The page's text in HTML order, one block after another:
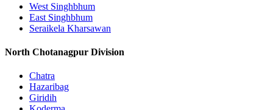
West Singhbhum
East Singhbhum
Seraikela Kharsawan
North Chotanagpur Division
Chatra
Hazaribag
Giridih